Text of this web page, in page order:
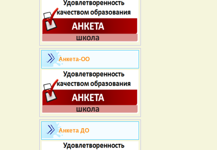
Анкета-ОО
Анкета ДО